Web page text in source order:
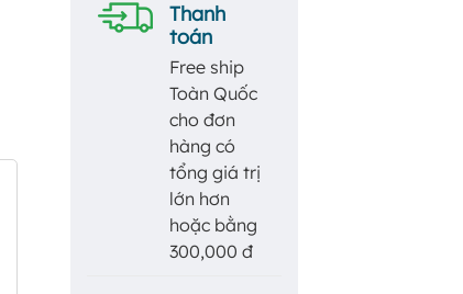
Thanh
toán
Free ship
Toàn Quốc
cho đơn
hàng có
tổng giá trị
lớn hơn
hoặc bằng
300,000 đ